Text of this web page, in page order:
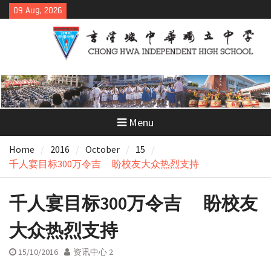
Skip
to
09 Aug, 2026
Menu
Home 2016 October
15
千人宴目标300万令吉 盼校友大众热烈支持
千人宴目标300万令吉 盼校友
大众热烈支持
15/10/2016 资讯中心 2